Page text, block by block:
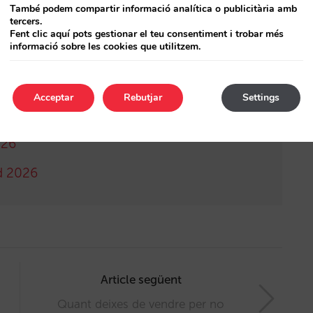
de México 2026
2026
Article següent
Quant deixes de vendre per no
També podem compartir informació analítica o publicitària amb
tercers.
Fent clic aquí pots gestionar el teu consentiment i trobar més
informació sobre les cookies que utilitzem.
Acceptar Settings
Rebutjar